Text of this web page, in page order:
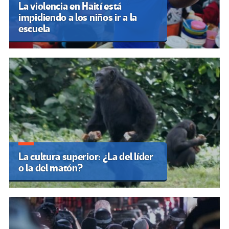
La violencia en Haití está
impidiendo a los niños ir a la
escuela
La cultura superior: ¿La del líder
o la del matón?